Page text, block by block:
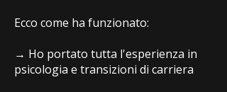
Ecco come ha funzionato:
→ Ho portato tutta l'esperienza in
psicologia e transizioni di carriera